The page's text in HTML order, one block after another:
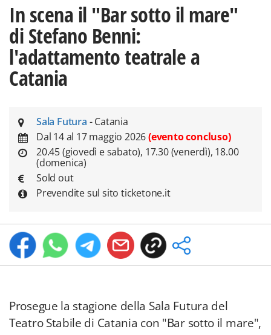
In scena il "Bar sotto il mare"
di Stefano Benni:
l'adattamento teatrale a
Catania
Sala Futura - Catania
Dal 14 al 17 maggio 2026(evento concluso)
20.45 (giovedì e sabato), 17.30 (venerdì), 18.00
(domenica)
Sold out
Prevendite sul sito ticketone.it
Prosegue la stagione della Sala Futura del
Teatro Stabile di Catania con "Bar sotto il mare",